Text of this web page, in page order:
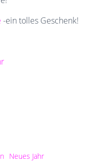
-ein tolles Geschenk!
Neues Jahr